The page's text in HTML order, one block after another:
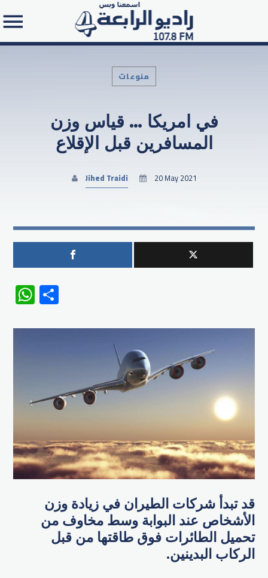
Search in the website:
منوعات
في امريكا … قياس وزن
المسافرين قبل الإقلاع
Jihed Traidi 20 May 2021
WhatsApp
قد تبدأ شركات الطيران في زيادة وزن
الأشخاص عند البوابة وسط مخاوف من
تحميل الطائرات فوق طاقتها من قبل
الركاب البدينين.